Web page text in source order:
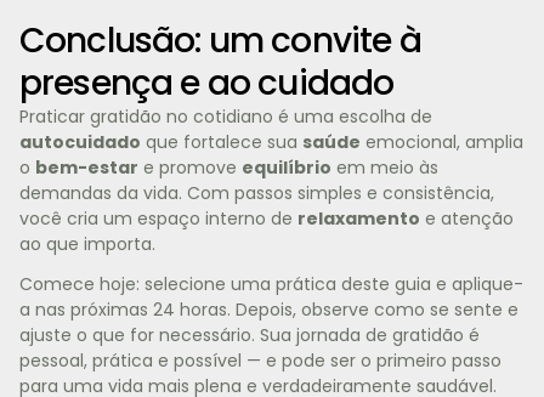
Conclusão: um convite à
presença e ao cuidado
Praticar gratidão no cotidiano é uma escolha de
autocuidado que fortalece sua saúde emocional, amplia
o bem-estar e promove equilíbrio em meio às
demandas da vida. Com passos simples e consistência,
você cria um espaço interno de relaxamento e atenção
ao que importa.
Comece hoje: selecione uma prática deste guia e aplique-
a nas próximas 24 horas. Depois, observe como se sente e
ajuste o que for necessário. Sua jornada de gratidão é
pessoal, prática e possível — e pode ser o primeiro passo
para uma vida mais plena e verdadeiramente saudável.